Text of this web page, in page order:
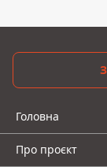
Головна
Про проєкт